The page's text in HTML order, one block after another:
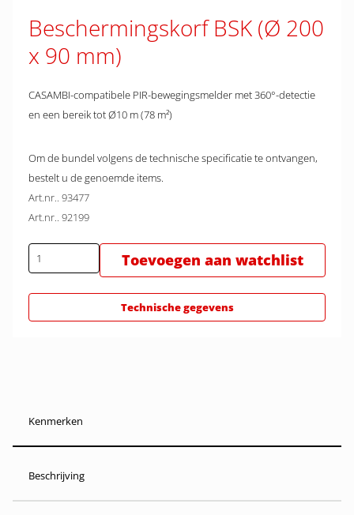
Beschermingskorf BSK (Ø 200
x 90 mm)
CASAMBI-compatibele PIR-bewegingsmelder met 360°-detectie
en een bereik tot Ø10 m (78 m²)
Om de bundel volgens de technische specificatie te ontvangen,
bestelt u de genoemde items.
Art.nr.. 93477
Art.nr.. 92199
Toevoegen aan watchlist
Technische gegevens
Kenmerken
Beschrijving